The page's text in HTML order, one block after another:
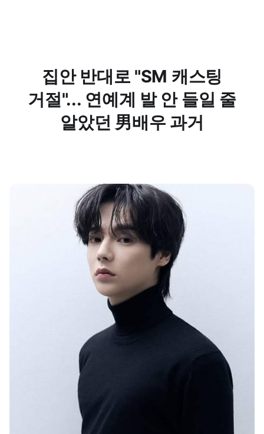
집안 반대로 "SM 캐스팅
거절"... 연예계 발 안 들일 줄
알았던 男배우 과거